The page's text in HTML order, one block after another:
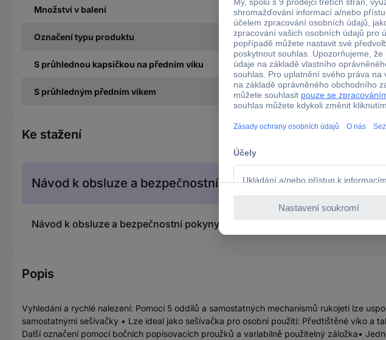
Množství v balení
Označení typu produktu
S průhlednou kapsičkou na předním víku
S průhledným předním víkem
Ke stažení
Návod k obsluze a bezpečnostní pokyny
Návod k obsluze a bezpečnostní pokyny 2793448 Durable osobní
Popis
Vyhledání a rychlé nalezení: Pomocí 5 oddílů a samostatných mechanismů rukojeti lze
samostatnými sešívačky • Lze ideal jako sešívačka pro osobní použití: Předtištěné víko
Další označení pomocí bočních popisovacích proužků a variabilně použitelný záložka•